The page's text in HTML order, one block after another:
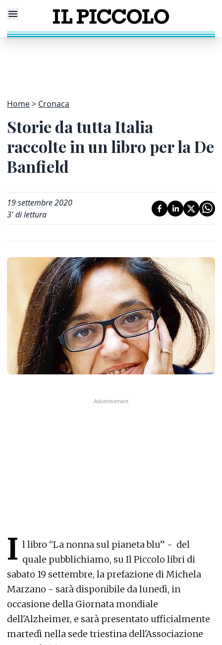
Home Cronaca
Storie da tutta Italia
raccolte in un libro per la De
Banfield
19 settembre 2020
3' di lettura
I l libro “La nonna sul pianeta blu” - del
quale pubblichiamo, su Il Piccolo libri di
sabato 19 settembre, la prefazione di Michela
Marzano - sarà disponibile da lunedì, in
occasione della Giornata mondiale
dell'Alzheimer, e sarà presentato ufficialmente
martedì nella sede triestina dell'Associazione